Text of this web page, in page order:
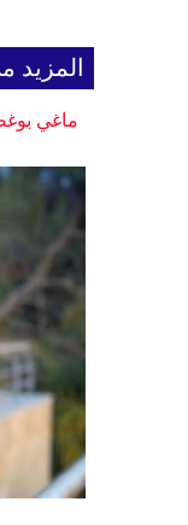
المزيد
ماغي